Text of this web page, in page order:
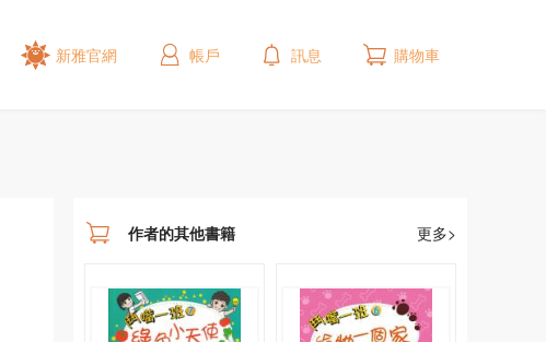
作者的其他書籍 更多>
新雅官網 帳戶 訊息 購物車